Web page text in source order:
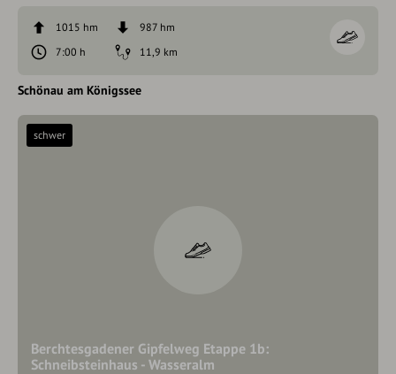
1015 hm
987 hm
7:00 h
11,9 km
Schönau am Königssee
Berchtesgadener Gipfelweg Etappe 1b:
Schneibsteinhaus - Wasseralm
schwer